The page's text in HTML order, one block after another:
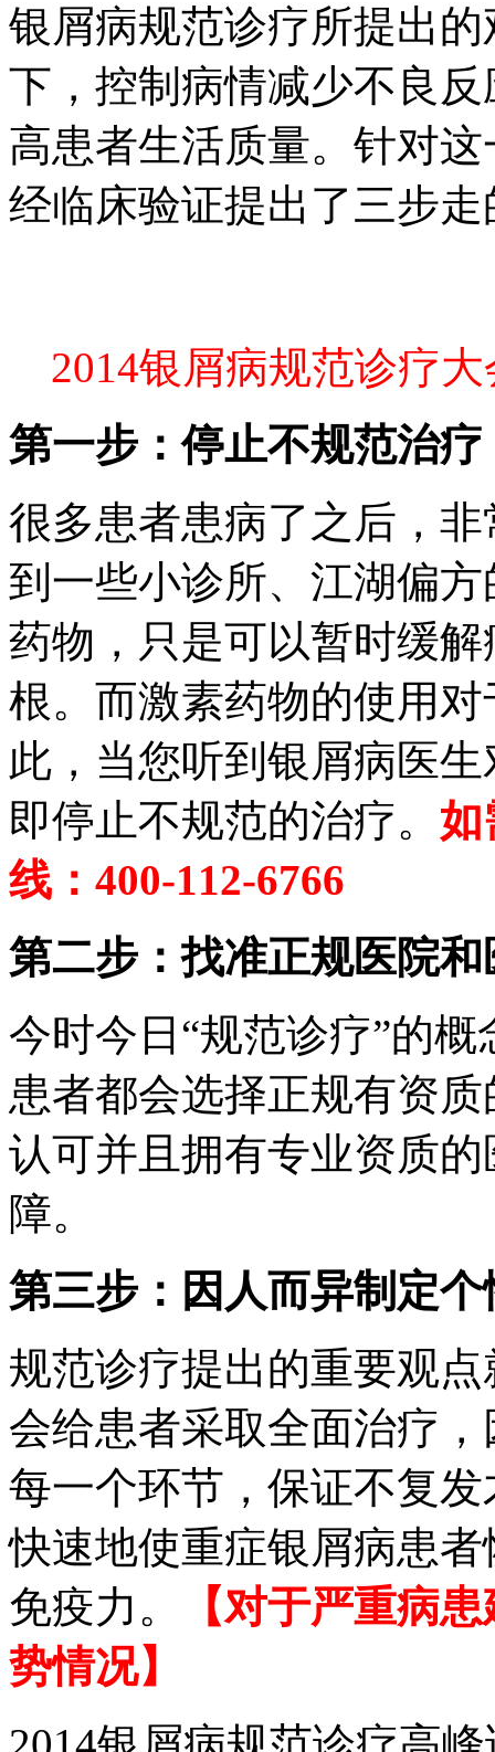
银屑病规范诊疗所提出
下，控制病情减少不良
高患者生活质量。针对
经临床验证提出了三步
2014银屑病规范诊疗
第一步：停止不规范治疗
很多患者患病了之后，
到一些小诊所、江湖偏
药物，只是可以暂时缓
根。而激素药物的使用
此，当您听到银屑病医
即停止不规范的治疗。 如
线：400-112-6766
第二步：找准正规医院和
今时今日“规范诊疗”的
患者都会选择正规有资
认可并且拥有专业资质
障。
第三步：因人而异制定
规范诊疗提出的重要观
会给患者采取全面治疗
每一个环节，保证不复
快速地使重症银屑病患
免疫力。
【对于严重病
势情况】